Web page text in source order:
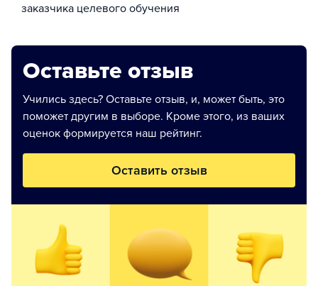
заказчика целевого обучения
Оставьте отзыв
Учились здесь? Оставьте отзыв, и, может быть, это
поможет другим в выборе. Кроме этого, из ваших
оценок формируется наш рейтинг.
Оставить отзыв